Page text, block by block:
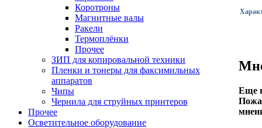
Коротроны
Магнитные валы
Ракели
Термоплёнки
Прочее
ЗИП для копировальной техники
Пленки и тонеры для факсимильных
аппаратов
Чипы
Чернила для струйных принтеров
Прочее
Осветительное оборудование
Еще